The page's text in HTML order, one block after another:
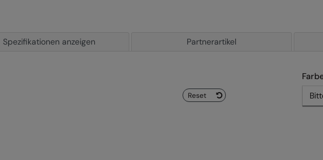
Spezifikationen anzeigen Partnerartikel
Reset